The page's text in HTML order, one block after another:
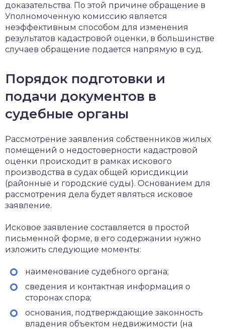
доказательства. По этой причине обращение в
Уполномоченную комиссию является
неэффективным способом для изменения
результатов кадастровой оценки, в большинстве
случаев обращение подается напрямую в суд.
Порядок подготовки и
подачи документов в
судебные органы
Рассмотрение заявления собственников жилых
помещений о недостоверности кадастровой
оценки происходит в рамках искового
производства в судах общей юрисдикции
(районные и городские суды). Основанием для
рассмотрения дела будет являться исковое
заявление.
Исковое заявление составляется в простой
письменной форме, в его содержании нужно
изложить следующие моменты:
наименование судебного органа;
сведения и контактная информация о
сторонах спора;
основания, подтверждающие законность
владения объектом недвижимости (на